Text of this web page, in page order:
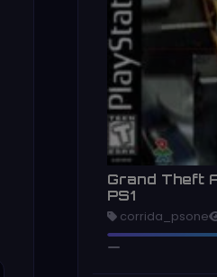
Grand Theft
PS1
corrida_psone